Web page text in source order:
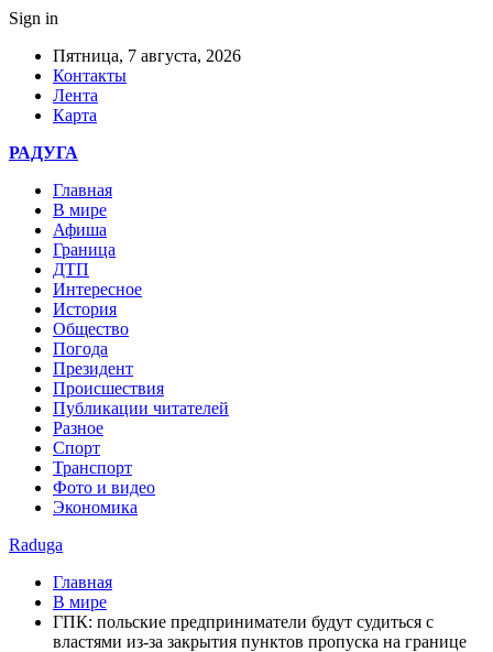
Sign in
Пятница, 7 августа, 2026
Контакты
Лента
Карта
РАДУГА
Главная
В мире
Афиша
Граница
ДТП
Интересное
История
Общество
Погода
Президент
Происшествия
Публикации читателей
Разное
Спорт
Транспорт
Фото и видео
Экономика
Raduga
Главная
В мире
ГПК: польские предприниматели будут судиться с
властями из-за закрытия пунктов пропуска на границе